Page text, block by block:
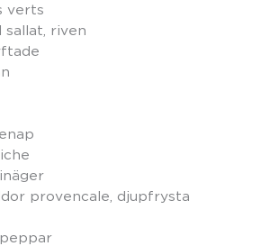
verts
sallat, riven
provencale, djupfrysta